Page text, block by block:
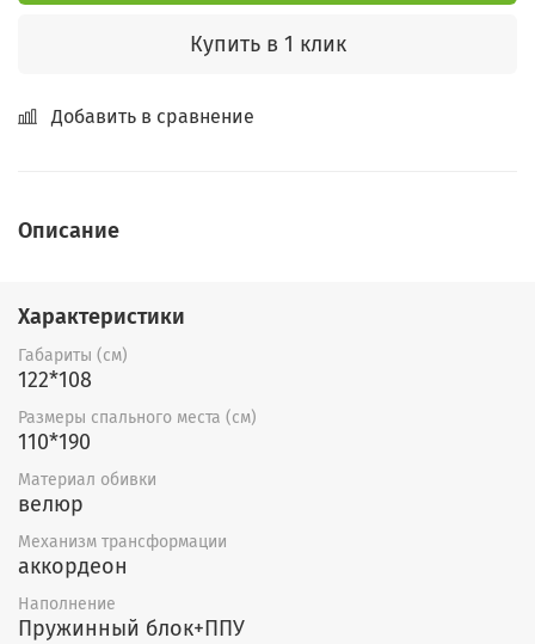
Купить в 1 клик
Добавить в сравнение
Описание
Характеристики
Габариты (см)
122*108
Размеры спального места (см)
110*190
Материал обивки
велюр
Механизм трансформации
аккордеон
Наполнение
Пружинный блок+ППУ